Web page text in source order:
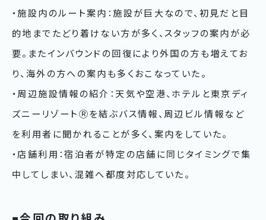
・施設内のルート案内：施設が巨大なので、初見だと目
的地までたどり着けない方が多く、スタッフの案内が必
要。またインバウンドの回復により外国の方も増えてお
り、海外の方への案内も多くおこなっていた。
・周辺施設情報の紹介：天気や空港、ホテルと東京ディ
ズニーリゾートⓇを結ぶバス情報、周辺ビル情報など
を利用者に聞かれることが多く、案内をしていた。
・店舗利用：宿泊者が特定の店舗に同じタイミングで集
中してしまい、混雑へ都度対応していた。